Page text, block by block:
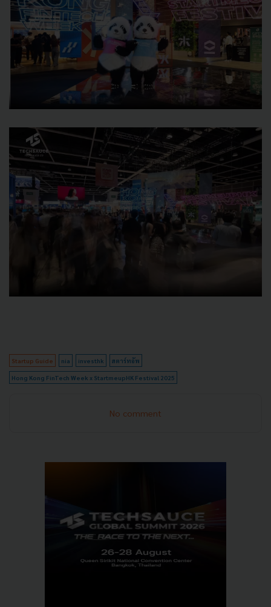
Startup Guide nia investhk สตาร์ทอัพ
Hong Kong FinTech Week x StartmeupHK Festival 2025
No comment